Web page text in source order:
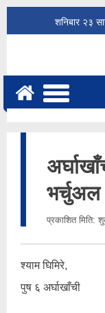
शनिबार २३
भर्चुअल
प्रकाशित मिति:
श्याम घिमिरे,
पुष ६ अर्घाखाँची